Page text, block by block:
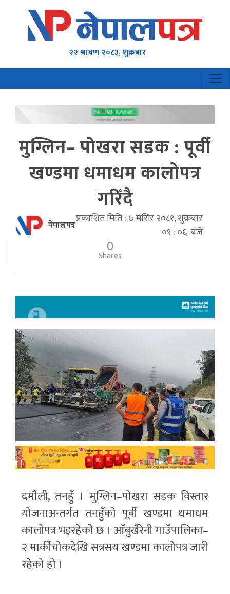
२२ श्रावण २०८३, शुक्रबार
मुग्लिन– पोखरा सडक : पूर्वी
खण्डमा धमाधम कालोपत्र
गरिँदै
नेपालपत्रप्रकाशित मिति : ७ मंसिर २०८१, शुक्रबार
०९ : ०६ बजे
0
Shares
दमौली, तनहुँ । मुग्लिन–पोखरा सडक विस्तार
योजनाअन्तर्गत तनहुँको पूर्वी खण्डमा धमाधम
कालोपत्र भइरहेकोे छ । आँबुखैरेनी गाउँपालिका–
२ मार्कीचोकदेखि सत्रसय खण्डमा कालोपत्र जारी
रहेको हो ।